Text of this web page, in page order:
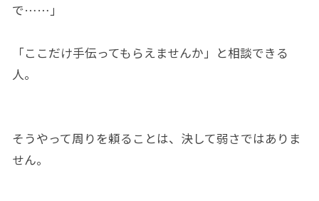
で……」
「ここだけ手伝ってもらえませんか」と相談できる
人。
そうやって周りを頼ることは、決して弱さではありま
せん。